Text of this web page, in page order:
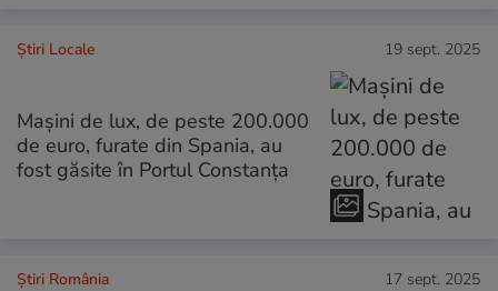
Știri Locale 19 sept. 2025
Mașini de lux, de peste 200.000
de euro, furate din Spania, au
fost găsite în Portul Constanța
Știri România 17 sept. 2025